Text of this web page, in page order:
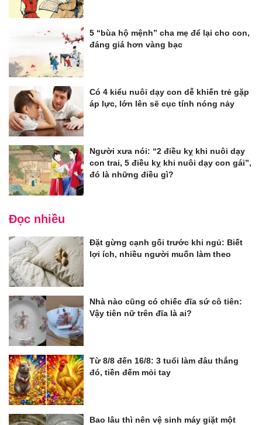
5 “bùa hộ mệnh” cha mẹ để lại cho con,
đáng giá hơn vàng bạc
Có 4 kiểu nuôi dạy con dễ khiến trẻ gặp
áp lực, lớn lên sẽ cục tính nóng nảy
Người xưa nói: “2 điều kỵ khi nuôi dạy
con trai, 5 điều kỵ khi nuôi dạy con gái”,
đó là những điều gì?
Đọc nhiều
Đặt gừng cạnh gối trước khi ngủ: Biết
lợi ích, nhiều người muốn làm theo
Nhà nào cũng có chiếc đĩa sứ cô tiên:
Vậy tiên nữ trên đĩa là ai?
Từ 8/8 đến 16/8: 3 tuổi làm đâu thắng
đó, tiền đếm mỏi tay
Bao lâu thì nên vệ sinh máy giặt một